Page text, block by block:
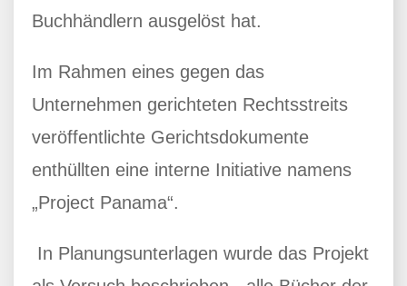
Buchhändlern ausgelöst hat.
Im Rahmen eines gegen das
Unternehmen gerichteten Rechtsstreits
veröffentlichte Gerichtsdokumente
enthüllten eine interne Initiative namens
„Project Panama“.
In Planungsunterlagen wurde das Projekt